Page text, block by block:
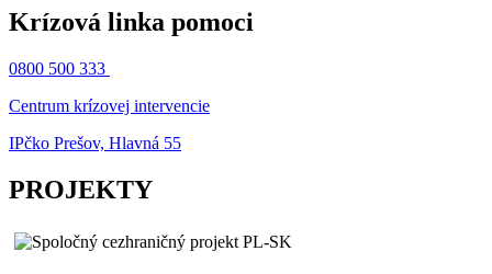
Krízová linka pomoci
0800 500 333
Centrum krízovej intervencie
IPčko Prešov, Hlavná 55
PROJEKTY